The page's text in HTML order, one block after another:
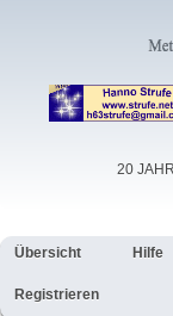
20
Übersicht Hilfe
Registrieren